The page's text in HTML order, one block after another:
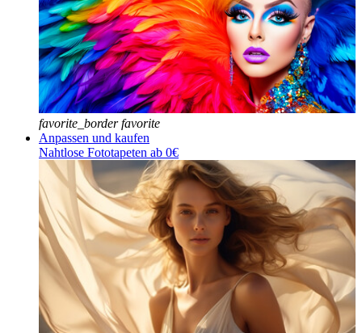
favorite_border favorite
Anpassen und kaufen
Nahtlose Fototapeten ab 0€